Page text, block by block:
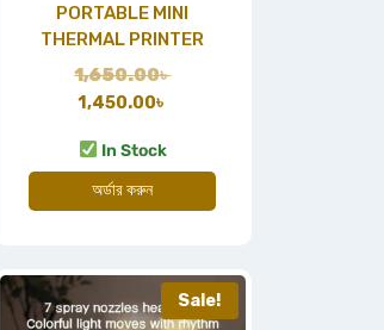
PORTABLE MINI
THERMAL PRINTER
1,650.00৳
1,450.00৳
In Stock
অর্ডার করুন
Sale!